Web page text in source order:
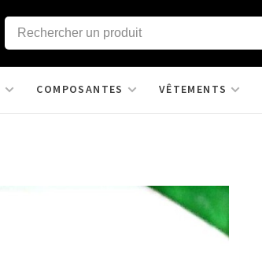
COMPOSANTES VÊTEMENTS